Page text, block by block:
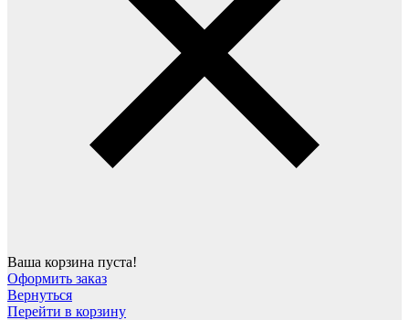
Ваша корзина пуста!
Оформить заказ
Вернуться
Перейти в корзину